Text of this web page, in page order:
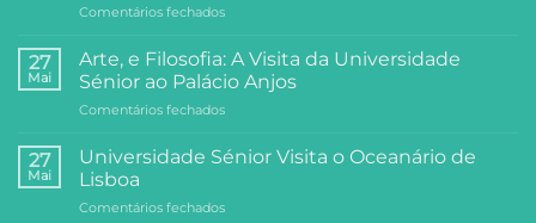
Comentários fechadosem
do
Centro
Comunitário:
Dois
de
e
27
Mai
Arte, e Filosofia: A Visita da Universidade
Sénior ao Palácio Anjos
Comentários fechadosem
e
Filosofia:
Visita
27
Mai
Universidade Sénior Visita o Oceanário de
Lisboa
Comentários fechadosem